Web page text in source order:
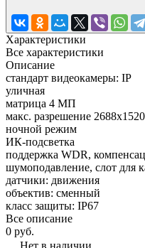
Характеристики
Все характеристики
Описание
стандарт видеокамеры: IP
уличная
матрица 4 МП
макс. разрешение 2688x1520
ночной режим
ИК-подсветка
поддержка WDR,
шумоподавление, слот для
датчики: движения
объектив: сменный
класс защиты: IP67
Все описание
0 руб.
Нет в наличии